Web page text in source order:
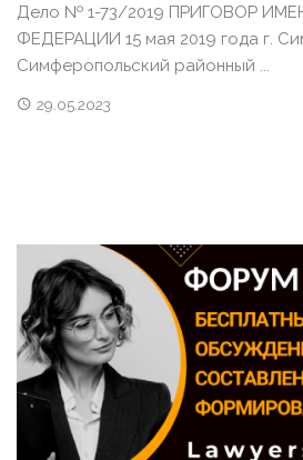
Дело № 1-73/2019 ПРИГОВОР
ФЕДЕРАЦИИ 15 мая 2019 года г.
Симферопольский районный ...
29.05.2023